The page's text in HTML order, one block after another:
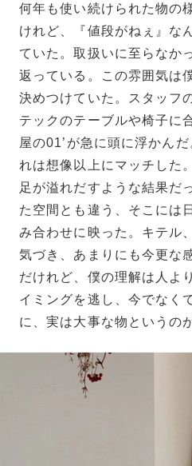
何年も使い続けられた物の
けれど、『値段がねぇ』な
ていた。取扱いに至らなか
返っている。この雰囲気は
決めつけていた。スタッフ
テックのテーブルや椅子に
屋の01’が急に頭に浮かん
れは想像以上にマッチした
足が溢れだすような結果だ
た空間とも違う、そこには
み合わせに映った。キテル
気づき、あまりにも今更な
だけれど、僕の理解は人よ
イミングを逃し、今でなく
に、実は大事な物というの